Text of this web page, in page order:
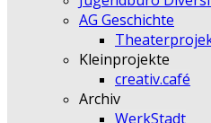
AG Geschichte
Kleinprojekte
creativ.café
Archiv
WerkStadt